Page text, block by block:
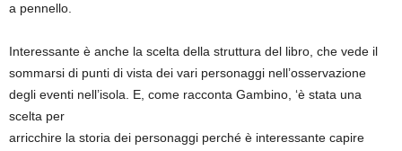
a pennello.
Interessante è anche la scelta della struttura del libro, che vede il
sommarsi di punti di vista dei vari personaggi nell’osservazione
degli eventi nell’isola. E, come racconta Gambino, ‘è stata una
scelta per
arricchire la storia dei personaggi perché è interessante capire